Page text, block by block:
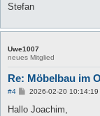
Stefan
Uwe1007
neues Mitglied
Re: Möbelbau im
#4
B
i
2026-02-20 10:14:19
Hallo Joachim,